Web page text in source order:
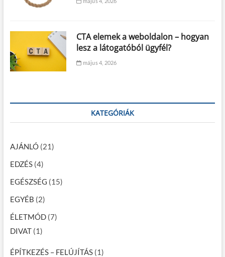
CTA elemek a weboldalon – hogyan
lesz a látogatóból ügyfél?
május 4, 2026
KATEGÓRIÁK
AJÁNLÓ(21)
EDZÉS(4)
EGÉSZSÉG (15)
EGYÉB (2)
ÉLETMÓD(7)
DIVAT(1)
ÉPÍTKEZÉS – FELÚJÍTÁS(1)